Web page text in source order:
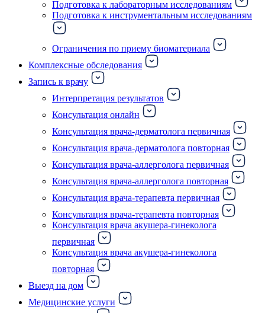
Подготовка к лабораторным исследованиям
Подготовка к инструментальным исследованиям
Ограничения по приему биоматериала
Комплексные обследования
Запись к врачу
Интерпретация результатов
Консультация онлайн
Консультация врача-дерматолога первичная
Консультация врача-дерматолога повторная
Консультация врача-аллерголога первичная
Консультация врача-аллерголога повторная
Консультация врача-терапевта первичная
Консультация врача-терапевта повторная
Консультация врача акушера-гинеколога
первичная
Консультация врача акушера-гинеколога
повторная
Выезд на дом
Медицинские услуги